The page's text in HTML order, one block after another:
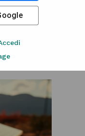
ha
Altre news